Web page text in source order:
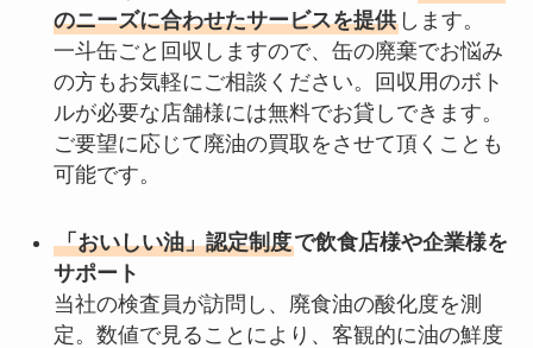
のニーズに合わせたサービスを提供します。
一斗缶ごと回収しますので、缶の廃棄でお悩み
の方もお気軽にご相談ください。回収用のボト
ルが必要な店舗様には無料でお貸しできます。
ご要望に応じて廃油の買取をさせて頂くことも
可能です。
「おいしい油」認定制度で飲食店様や企業様を
サポート
当社の検査員が訪問し、廃食油の酸化度を測
定。数値で見ることにより、客観的に油の鮮度